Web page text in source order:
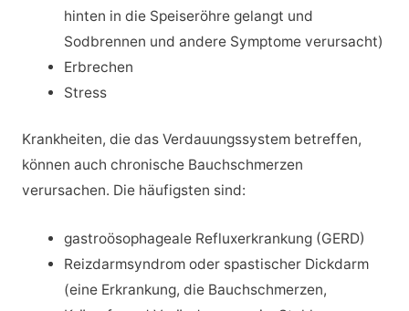
hinten in die Speiseröhre gelangt und
Sodbrennen und andere Symptome verursacht)
Erbrechen
Stress
Krankheiten, die das Verdauungssystem betreffen,
können auch chronische Bauchschmerzen
verursachen. Die häufigsten sind:
gastroösophageale Refluxerkrankung (GERD)
Reizdarmsyndrom oder spastischer Dickdarm
(eine Erkrankung, die Bauchschmerzen,